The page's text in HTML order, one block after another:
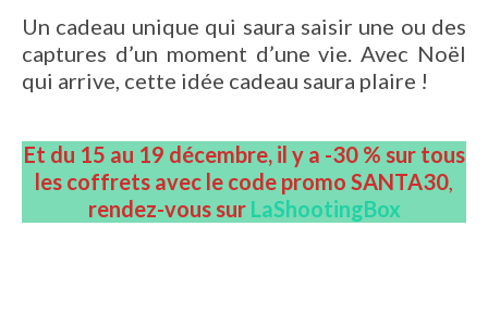
Un cadeau unique qui saura saisir une ou des
captures d’un moment d’une vie. Avec Noël
qui arrive, cette idée cadeau saura plaire !
Et du 15 au 19 décembre, il y a -30 % sur tous
les coffrets avec le code promo SANTA30,
rendez-vous sur LaShootingBox